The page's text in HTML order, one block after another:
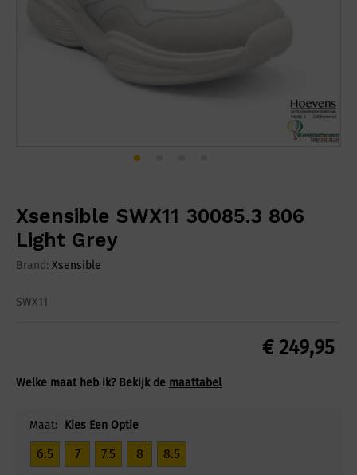
Xsensible SWX11 30085.3 806
Light Grey
Brand: Xsensible
SWX11
€249,95
Welke maat heb ik? Bekijk de maattabel
Maat: Kies Een Optie
6.5 7 7.5 8 8.5